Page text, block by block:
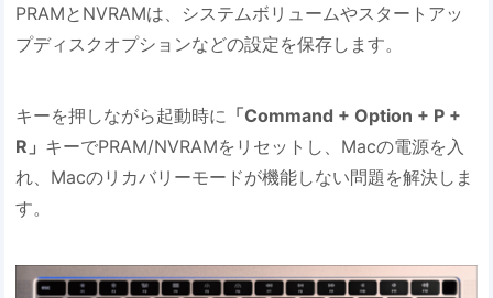
PRAMとNVRAMは、システムボリュームやスタートアッ
プディスクオプションなどの設定を保存します。
キーを押しながら起動時に 「Command + Option + P +
R」 キーでPRAM/NVRAMをリセットし、Macの電源を入
れ、Macのリカバリーモードが機能しない問題を解決しま
す。